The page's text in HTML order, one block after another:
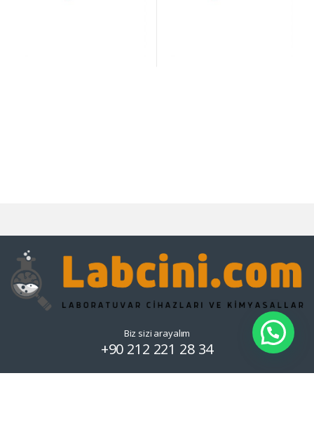
Biz sizi arayalım
+90 212 221 28 34